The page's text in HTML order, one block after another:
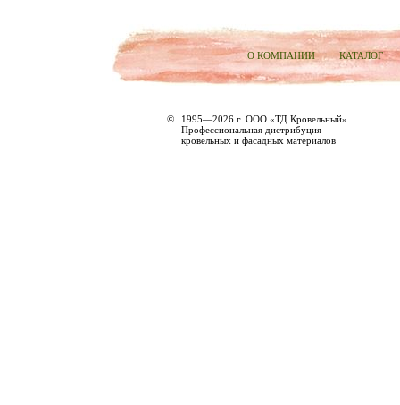
О КОМПАНИИ КАТАЛОГ
©
1995—2026 г. ООО «ТД Кровельный»
Профессиональная дистрибуция
кровельных и фасадных материалов